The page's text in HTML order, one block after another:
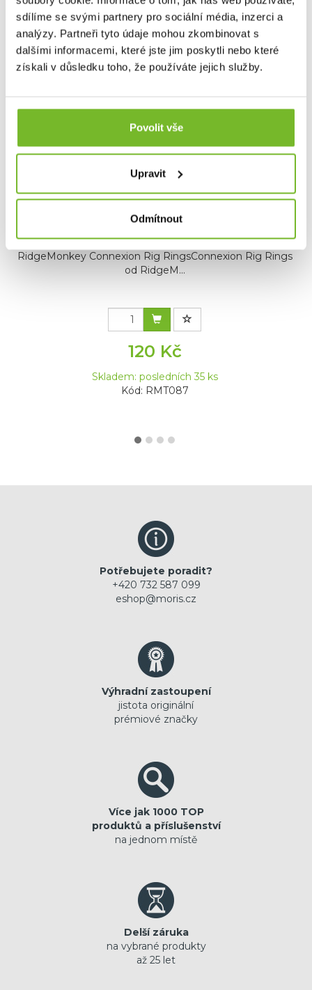
sdílíme se svými partnery pro sociální média, inzerci a
analýzy. Partneři tyto údaje mohou zkombinovat s
dalšími informacemi, které jste jim poskytli nebo které
získali v důsledku toho, že používáte jejich služby.
Povolit vše
Upravit
Odmítnout
Dotaz
Mohlo by Vás zajímat
Kroužky RidgeMonkey Connexion Rig Rings S
RidgeMonkey Connexion Rig RingsConnexion Rig Rings
od RidgeM...
120 Kč
Skladem: posledních 35 ks
Kód: RMT087
Potřebujete poradit?
+420 732 587 099
eshop@moris.cz
Výhradní zastoupení
jistota originální
prémiové značky
Více jak 1000 TOP
produktů a příslušenství
na jednom místě
Delší záruka
na vybrané produkty
až 25 let